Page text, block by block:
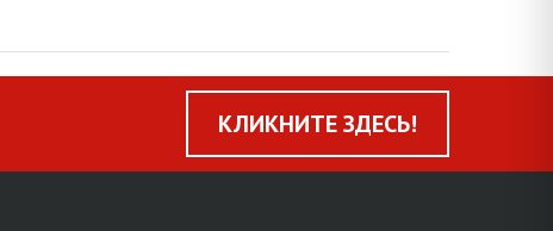
КЛИКНИТЕ ЗДЕСЬ!